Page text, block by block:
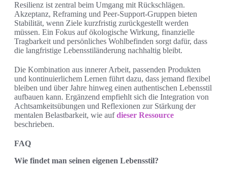
Resilienz ist zentral beim Umgang mit Rückschlägen.
Akzeptanz, Reframing und Peer-Support-Gruppen bieten
Stabilität, wenn Ziele kurzfristig zurückgestellt werden
müssen. Ein Fokus auf ökologische Wirkung, finanzielle
Tragbarkeit und persönliches Wohlbefinden sorgt dafür, dass
die langfristige Lebensstiländerung nachhaltig bleibt.
Die Kombination aus innerer Arbeit, passenden Produkten
und kontinuierlichem Lernen führt dazu, dass jemand flexibel
bleiben und über Jahre hinweg einen authentischen Lebensstil
aufbauen kann. Ergänzend empfiehlt sich die Integration von
Achtsamkeitsübungen und Reflexionen zur Stärkung der
mentalen Belastbarkeit, wie aufdieser Ressource
beschrieben.
FAQ
Wie findet man seinen eigenen Lebensstil?